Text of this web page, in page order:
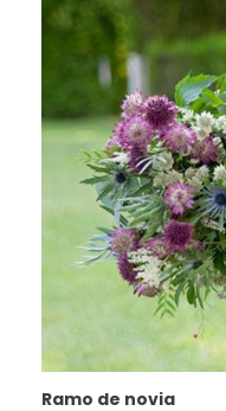
Ramo de novia